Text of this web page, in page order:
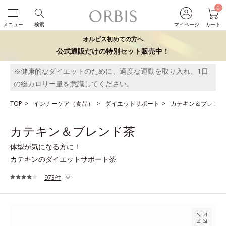
マイページ
0
カート
検索
メニュー
オルビス初めての方へ
公式通販だけの特別セット販売中！
※健康的なダイエットのために、適度な運動を取り入れ、1日
の総カロリー量を意識してください。
TOP インナーケア（食品） ダイエットサポート カテキン＆ブレン
カテキン＆ブレンド茶
体型が気になる方に！
カテキンのダイエットサポート茶
973件